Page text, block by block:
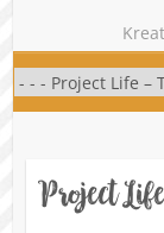
Project